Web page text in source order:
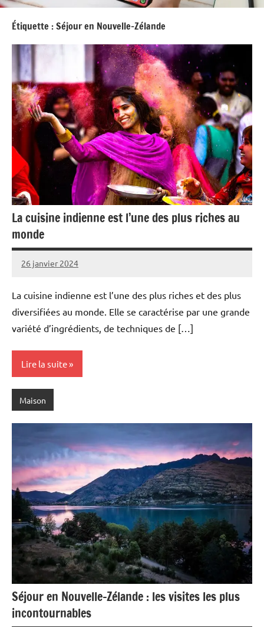
Étiquette :Séjour en Nouvelle-Zélande
La cuisine indienne est l’une des plus riches au
monde
26 janvier 2024
Alain
Aucun
La cuisine indienne est l’une des plus riches et des plus
diversifiées au monde. Elle se caractérise par une grande
variété d’ingrédients, de techniques de […]
Lire la suite
Maison
Séjour en Nouvelle-Zélande : les visites les plus
incontournables